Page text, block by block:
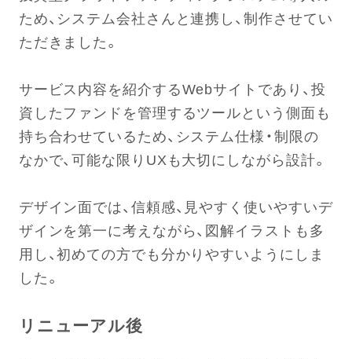
ため、システム会社さんと連携し、制作させてい
ただきました。
サービス内容を紹介するWebサイトであり、投
資したファンドを管理するツールという側面も
持ち合わせているため、システム仕様・制限の
なかで、可能な限りUXも大切にしながら設計。
デザイン面では、信頼感、見やすく使いやすいデ
ザインを第一に考えながら、図解イラストも多
用し、初めての方でも分かりやすいようにしま
した。
リニューアル後